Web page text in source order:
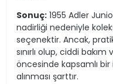
Sonuç: 1955 Adler
nadirliği nedeniyle
seçenektir. Ancak,
sınırlı olup, ciddi
öncesinde kapsamlı
alınması şarttır.